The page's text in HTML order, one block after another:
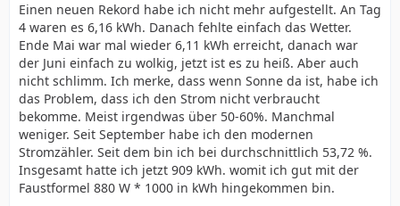
Einen neuen Rekord habe ich nicht mehr aufgestellt. An Tag
4 waren es 6,16 kWh. Danach fehlte einfach das Wetter.
Ende Mai war mal wieder 6,11 kWh erreicht, danach war
der Juni einfach zu wolkig, jetzt ist es zu heiß. Aber auch
nicht schlimm. Ich merke, dass wenn Sonne da ist, habe ich
das Problem, dass ich den Strom nicht verbraucht
bekomme. Meist irgendwas über 50-60%. Manchmal
weniger. Seit September habe ich den modernen
Stromzähler. Seit dem bin ich bei durchschnittlich 53,72 %.
Insgesamt hatte ich jetzt 909 kWh. womit ich gut mit der
Faustformel 880 W * 1000 in kWh hingekommen bin.